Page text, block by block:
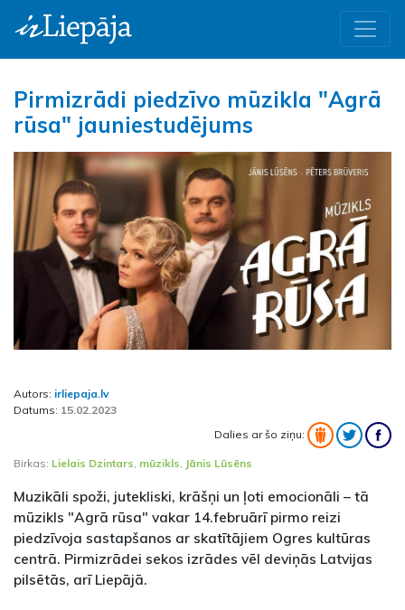
Pirmizrādi piedzīvo mūzikla "Agrā
rūsa" jauniestudējums
Autors: irliepaja.lv
Datums: 15.02.2023
Dalies ar šo ziņu:
Birkas: Lielais Dzintars mūzikls Jānis Lūsēns
Muzikāli spoži, jutekliski, krāšņi un ļoti emocionāli – tā
mūzikls "Agrā rūsa" vakar 14.februārī pirmo reizi
piedzīvoja sastapšanos ar skatītājiem Ogres kultūras
centrā. Pirmizrādei sekos izrādes vēl deviņās Latvijas
pilsētās, arī Liepājā.